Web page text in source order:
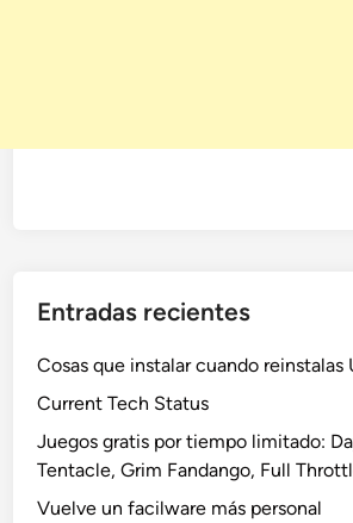
Entradas recientes
Cosas que instalar cuando reinstalas
Current Tech Status
Juegos gratis por tiempo limitado:
Tentacle, Grim Fandango, Full
Vuelve un facilware más personal